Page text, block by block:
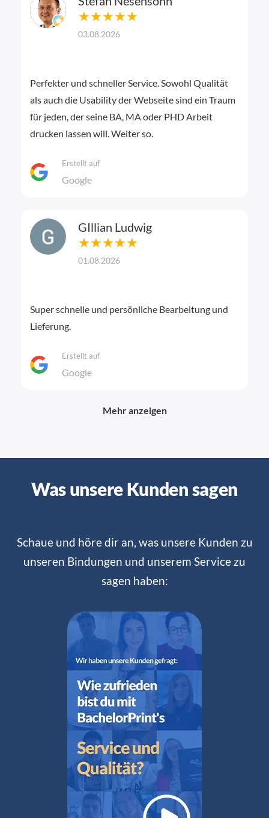
★★★★★
03.08.2026
Perfekter und schneller Service. Sowohl Qualität
als auch die Usability der Webseite sind ein Traum
für jeden, der seine BA, MA oder PHD Arbeit
drucken lassen will. Weiter so.
Erstellt auf
Google
GIllian Ludwig
★★★★★
01.08.2026
Super schnelle und persönliche Bearbeitung und
Lieferung.
Erstellt auf
Google
Mehr anzeigen
Was unsere Kunden sagen
Schaue und höre dir an, was unsere Kunden zu
unseren Bindungen und unserem Service zu
sagen haben: